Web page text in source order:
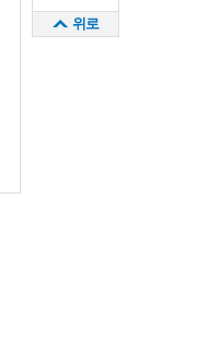
위로